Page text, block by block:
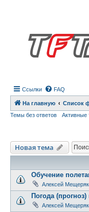
Ссылки FAQ
На главную Список
Темы без ответов
Активные
Новая тема
Новаятема
Обучение
Алексей
Погода
Алексей